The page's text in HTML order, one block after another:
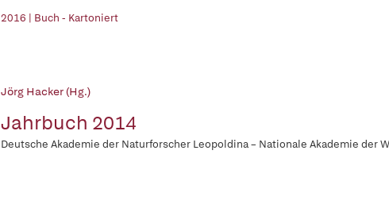
2016 | Buch - Kartoniert
Jörg Hacker (Hg.)
Jahrbuch 2014
Deutsche Akademie der Naturforscher Leopoldina – Nationale Akademie der